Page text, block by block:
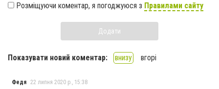
Розміщуючи коментар, я погоджуюся з Правилами сайту
Додати
Показувати новий коментар: внизу вгорі
Федя 22 липня 2020 р., 15:38